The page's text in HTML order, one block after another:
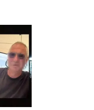
Facebook